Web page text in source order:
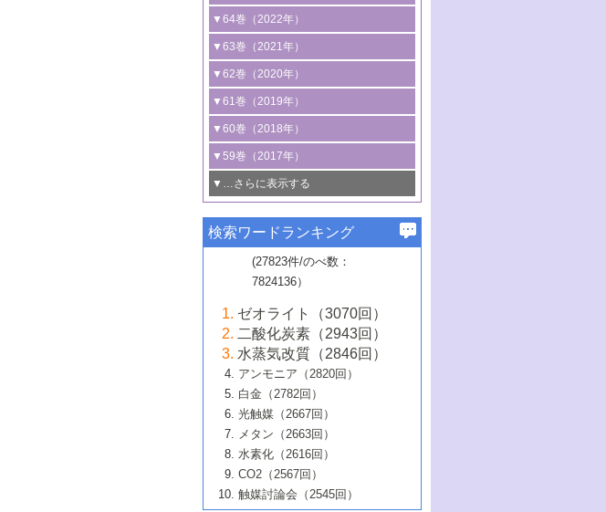
3号 有機分子変換やCO 資源化のための
光触媒に関する最近の研究
B号 第137回触媒討論会（2026年）
2号 水素製造のための水分解技術に関す
る最近の研究
3号 オレフィン系樹脂の精密合成に関す
る最新技術
4号 アルコール類の効率的変換を実現す
る非貴金属触媒の研究動向
5号 ゼオライトの合成と応用における研
究動向
6号 ヘテロ接合界面
B号 第135回触媒討論会（2025年）
2号 規制反応場を活用した固体触媒研究
の新展開
3号 未踏分子変換を目指した酸化触媒プ
ロセスの最前線
4号 シンクロトロン放射光および中性子
線を利用した触媒解析技術の最先端
5号 単原子触媒
6号 参照触媒委員会からのお知らせ
B号 第133回触媒討論会（2023年）
1号 炭素が関わる触媒機能
2号 プラスチックケミカルリサイクルの
ための触媒技術
3号 非酸化物系金属化合物を基盤とした
触媒材料の開発
4号 格子酸素・格子酸素欠陥を利用した
触媒反応
5号 生体触媒によるエネルギー変換反応
6号 窒素とリンの循環のための触媒・機
能性材料
▼64巻（2022年）
1号 合成ガス製造とCOを用いるケミカル
ズ合成の最新動向
2号 化学品合成のための合金触媒開発
3号 CO の排出削減および有効活用のた
めの触媒技術
4号 若手による情報発信企画～とびたて
若き触媒の研究者たち～（1）
若き触媒の研究者たち～（2）
6号 石油のノーブル・ユースを志向した
触媒技術
大学：オンライン・対面開催）
▼63巻（2021年）
1号 金触媒の新展開
2号 ペロブスカイト
3号 特殊反応場を利用した触媒的分子変
換反応
4号 多孔質材料を用いた触媒の新展開
5号 情報学的手法を用いた触媒開発
6号 カーボンニュートラルに向けた電解
技術
B号 第127回触媒討論会（2021年・オン
ライン開催(Zoom)のみ）
▼62巻（2020年）
1号 触媒設計を拓く欠陥構造のキャラク
タリゼーション
2号 機能化学品製造に資するクリーンな
触媒的酸化反応
3号 水処理のための触媒化学
4号 光触媒を用いた水分解の最新の研究
動向
5号 次世代の触媒プロセスを支えるマイ
6号 メタン転換技術の最新動向
B号 第125回触媒討論会（2020年・工学
院大学）
▼61巻（2019年）
1号 物質移動制御に着目した触媒プロセ
ス開発
2号 CO2 フリー水素サプライチェーンに
関わる触媒開発動向
3号 精密高分子合成に関する最近の研究
動向
4号 バイオマス化成品製造のための触媒
5号 固体触媒による含窒素有機化合物変
換の最前線
6号 貴金属使用量低減に向けた自動車排
ガス浄化触媒の開発
B号 第123回触媒討論会（2019年・大阪
▼60巻（2018年）
1号 固体酸触媒の最新の研究動向
2号 二酸化炭素からの有用化学品合成
3号 ナノ粒子・クラスター触媒の最前線
4号 60周年記念企画
5号 進化するゼオライト合成技術
6号 非貴金属系触媒における電気化学的
B号 第121回触媒討論会（2018年・東京
大学）
▼59巻（2017年）
1号 いたるところに，触媒
最先端技術
3号 無機分離膜材料の開発と触媒反応プ
ロセスへの適用
5号 水素のふるまいを解き明かす最先端
研究
6号 低級アルカンの有効利用のための触
媒技術
B号 第119回触媒討論会（2017年・首都
大学東京）
▼…さらに表示する
1号 ユニークな構造の高分子を生み出す触
2号 リグニンからの化成品製造に向けた触
媒技術
3号 触媒研究の最先端～とびたて若き研究
者たち～（1）
4号 触媒研究の最先端～とびたて若き研究
者たち～（2）
5号 触媒研究の最先端～とびたて若き研究
者たち～（3）
6号 イオニクス材料と燃料電池・電解合成
の最新の研究動向
▼57巻（2015年）
1号 水素キャリアにかかわる触媒技術の新
2号 石油精製用触媒の最近の進展
3号 固体酸化物形燃料電池（SOFC）におけ
るアノード触媒上での燃料直接改質技術
4号 コアシェル構造の制御による触媒機能
5号 工業触媒およびその周辺技術の最近の
進歩
6号 ナノシート
B号 第115回触媒討論会（2015年・成蹊大
▼56巻（2014年）
2号 光触媒反応機構に関する最新の研究動
向
開発動向
4号 人工光合成に向けた近年のアプローチ
5号 未利用熱エネルギーの有効活用に貢献
する触媒技術
6号 ポリオキソメタレート
B号 第113回触媒討論会（2014年・ロワジ
1号 高耐久性燃料電池システム用触媒にお
ける新展開
2号 リビングラジカル重合の最近の動向
3号 天然ガスの化学工業的展開に関する触
媒技術
4号 貴金属触媒の精密構造制御とその活用
5号 バイオマス化成品製造のための固体触
▼54巻（2012年）
1号 規則性多孔体の利用技術における最近
の進歩
2号 第109回触媒討論会
3号 貴金属低減技術の最新動向
4号 貴金属代替技術の最新動向
5号 光触媒による物質変換反応の新展開
6号 グラフェン
▼53巻（2011年）
1号 金属学から見る合金触媒の新展開
2号 第107回触媒討論会
3号 触媒のその場観察法の進歩（１）
4号 触媒のその場観察法の進歩（２）
5号 不活性結合の触媒的活性化による有機
合成
▼52巻（2010年）
1号 触媒の劣化対策と長寿命触媒開発
2号 第105回触媒討論会
3号 ナノ構造が拓く新機能
4号 活性サイトおよびその環境の精密な設
計による触媒の高機能化
1号 炭素材料－熱い注目を集める材料－
2号 第103回触媒討論会
3号 環境浄化用光触媒の現状と課題
4号 水素社会の実現に向けた水素製造・貯
▼50巻（2008年）
1号 触媒化学と学会のこの10年，半世紀，
そして未来
2号 第101回触媒討論会
▼49巻（2007年）
1号 含フッ素化合物の合成と触媒
▼48巻（2006年）
検索ワードランキング
(27823件/のべ数：
7824136）
ゼオライト（3070回）
二酸化炭素（2943回）
水蒸気改質（2846回）
アンモニア（2820回）
白金（2782回）
光触媒（2667回）
メタン（2663回）
水素化（2616回）
CO2（2567回）
触媒討論会（2545回）